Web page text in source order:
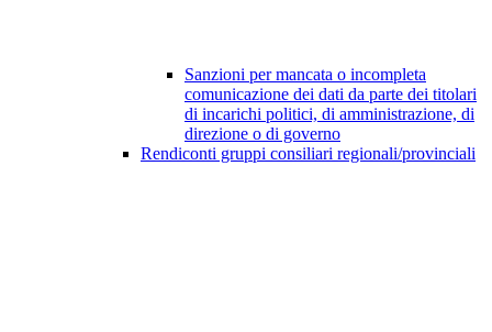
Sanzioni per mancata o incompleta
comunicazione dei dati da parte dei titolari
di incarichi politici, di amministrazione, di
direzione o di governo
Rendiconti gruppi consiliari regionali/provinciali